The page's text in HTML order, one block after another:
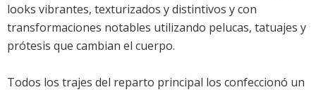
looks vibrantes, texturizados y distintivos y con
transformaciones notables utilizando pelucas, tatuajes y
prótesis que cambian el cuerpo.
Todos los trajes del reparto principal los confeccionó un